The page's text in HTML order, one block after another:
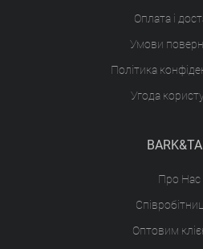
Оплата і
Умови
Політика
Угода
Про Нас
Оптовим